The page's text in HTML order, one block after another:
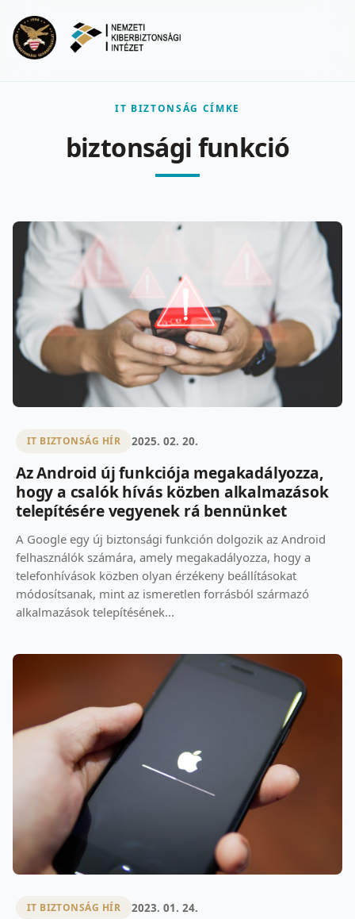
IT BIZTONSÁG CÍMKE
biztonsági funkció
IT BIZTONSÁG HÍR 2025. 02. 20.
Az Android új funkciója megakadályozza,
hogy a csalók hívás közben alkalmazások
telepítésére vegyenek rá bennünket
A Google egy új biztonsági funkción dolgozik az Android
felhasználók számára, amely megakadályozza, hogy a
telefonhívások közben olyan érzékeny beállításokat
módosítsanak, mint az ismeretlen forrásból származó
alkalmazások telepítésének...
IT BIZTONSÁG HÍR 2023. 01. 24.